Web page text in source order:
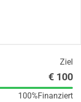
Ziel
€ 100
100%Finanziert